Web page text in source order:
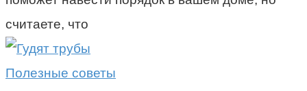
считаете, что
Полезные советы